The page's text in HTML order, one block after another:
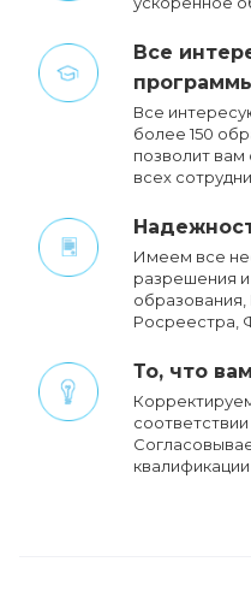
Все
Все
более 150
позволит вам
всех
Имеем все
разрешения
Росреестра,
То, что